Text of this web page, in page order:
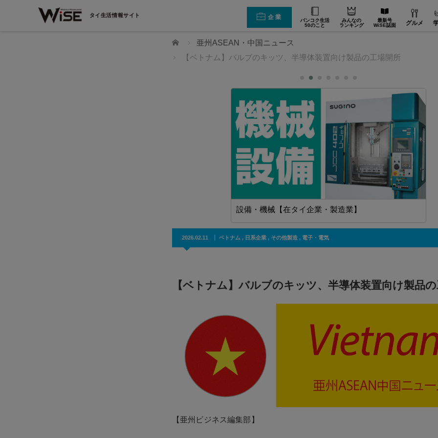
タイ生活情報サイト 企業
バンコク生活
50のこと
みんなの
ランキング
最新号
WiSE誌面
グルメ
ホーム
亜州ASEAN・中国ニュース
【ベトナム】バルブのキッツ、半導体装置向け製品の工場開所
設備・機械【在タイ企業・製造業】
2026.02.11 ベトナム 日系企業 その他製造 電子・電気
【ベトナム】バルブのキッツ、半導体装置向け製品
【亜州ビジネス編集部】